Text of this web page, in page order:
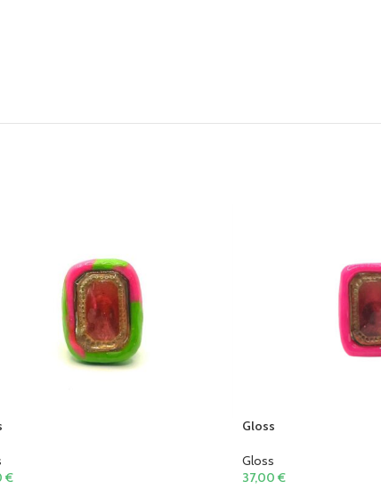
€
Gloss
Gloss
37,00 €